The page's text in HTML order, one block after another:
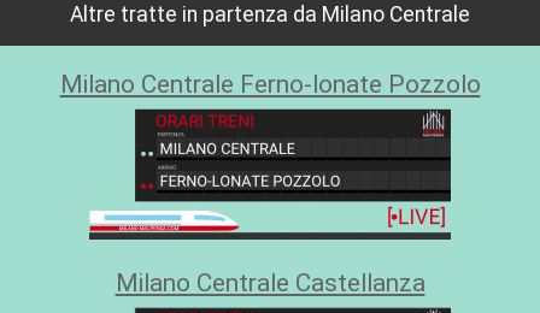
Altre tratte in partenza da Milano Centrale
Milano Centrale Ferno-lonate Pozzolo
Milano Centrale Castellanza